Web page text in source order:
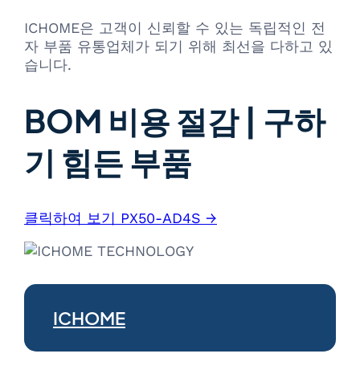
ICHOME은 고객이 신뢰할 수 있는 독립적인 전
자 부품 유통업체가 되기 위해 최선을 다하고 있
습니다.
BOM 비용 절감 | 구하
기 힘든 부품
클릭하여 보기 PX50-AD4S →
ICHOME